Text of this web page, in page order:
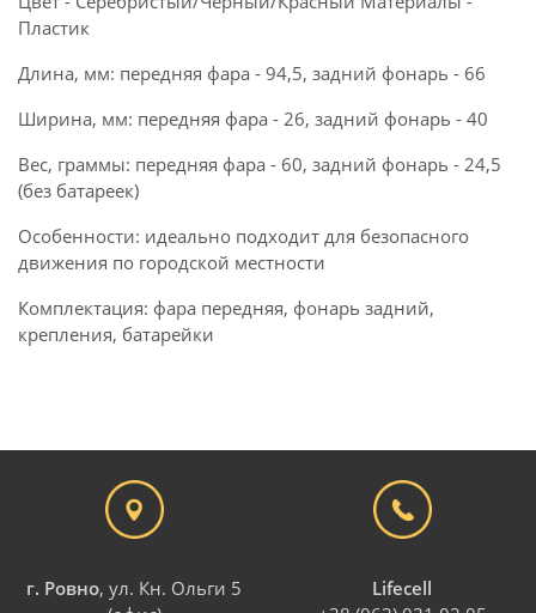
Пластик
Длина, мм: передняя фара - 94,5, задний фонарь - 66
Ширина, мм: передняя фара - 26, задний фонарь - 40
Вес, граммы: передняя фара - 60, задний фонарь - 24,5
(без батареек)
Особенности: идеально подходит для безопасного
движения по городской местности
Комплектация: фара передняя, фонарь задний,
крепления, батарейки
г. Ровно, ул. Кн. Ольги 5
Lifecell